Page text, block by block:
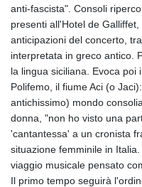
anti-fascista". Consoli
presenti all'Hotel de
anticipazioni del concerto,
interpretata in greco antico.
la lingua siciliana. Evoca poi
Polifemo, il fiume Aci (o
antichissimo) mondo
donna, "non ho visto una
'cantantessa' a un cronista
situazione femminile in
viaggio musicale pensato
Il primo tempo seguirà